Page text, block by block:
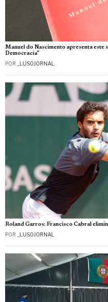
Manuel do Nascimento apresenta este
Democracia”
POR _LUSOJORNAL
Roland Garros: Francisco Cabral
POR _LUSOJORNAL